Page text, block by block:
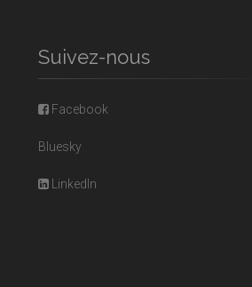
Suivez-nous
Facebook
Bluesky
LinkedIn